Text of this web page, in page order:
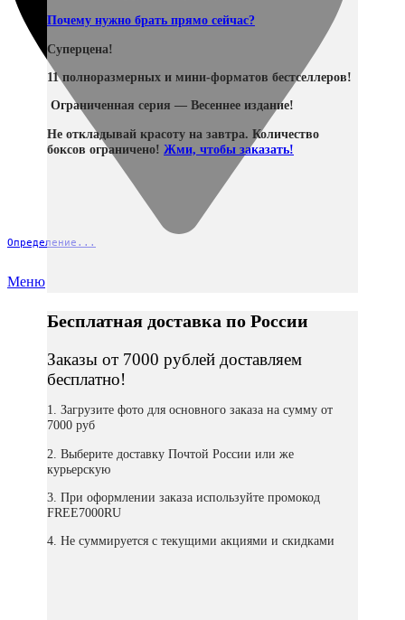
Определение...
Меню
Почему нужно брать прямо сейчас?
Суперцена!
11 полноразмерных и мини-форматов бестселлеров!
Ограниченная серия — Весеннее издание!
Не откладывай красоту на завтра. Количество
боксов ограничено! Жми, чтобы заказать!
Бесплатная доставка по России
Заказы от 7000 рублей доставляем
бесплатно!
1. Загрузите фото для основного заказа на сумму от
7000 руб
2. Выберите доставку Почтой России или же
курьерскую
3. При оформлении заказа используйте промокод
FREE7000RU
4. Не суммируется с текущими акциями и скидками